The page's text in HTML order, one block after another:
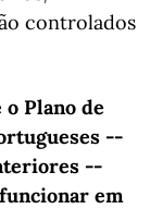
controlados
o Plano de
--
--
em